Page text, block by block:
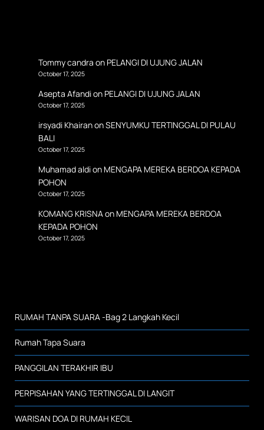
Tommy candra on PELANGI DI UJUNG JALAN
October 17, 2025
Asepta Afandion PELANGI DI UJUNG JALAN
October 17, 2025
irsyadi KhairanonSENYUMKU TERTINGGAL DI PULAU
BALI
October 17, 2025
Muhamad aldion MENGAPA MEREKA BERDOA KEPADA
POHON
October 17, 2025
KOMANG KRISNAon MENGAPA MEREKA BERDOA
KEPADA POHON
October 17, 2025
RUMAH TANPA SUARA -Bag 2 Langkah Kecil
Rumah Tapa Suara
PANGGILAN TERAKHIR IBU
PERPISAHAN YANG TERTINGGAL DI LANGIT
WARISAN DOA DI RUMAH KECIL